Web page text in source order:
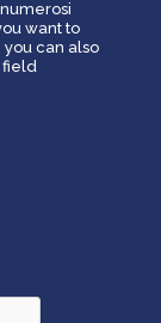
want to
you can also
field